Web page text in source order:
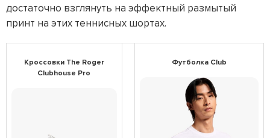
достаточно взглянуть на эффектный размытый
принт на этих теннисных шортах.
Кроссовки The Roger
Clubhouse Pro
Футболка Club